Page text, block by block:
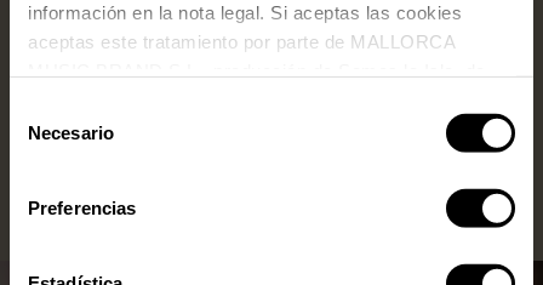
información en la nota legal. Si aceptas las cookies
aceptas este tratamiento por parte de MALLORCA
nuestra Política de Inteligencia Artificial.
Necesario
Preferencias
Qué incluye